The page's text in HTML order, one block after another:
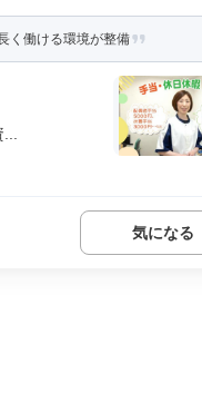
く働ける環境が整備
気になる